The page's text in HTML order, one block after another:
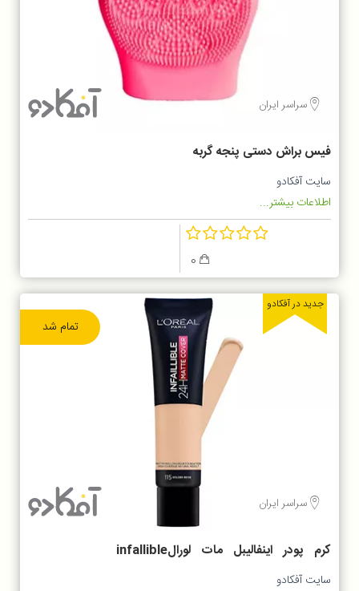
سراسر ایران
فیس براش دستی پنجه گربه
سایت آفکادو
اطلاعات بیشتر...
0
تمام شد
جدید در آفکادو
سراسر ایران
کرم پودر اینفالیبل مات لورالinfallible
loreal
سایت آفکادو